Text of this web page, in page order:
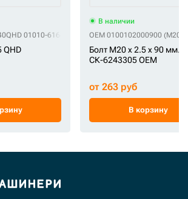
QHD 01010-61640 (M16x2,0x40)QHD 0120101600400
QHD
В наличии
OEM 0100102000900
Болт M20 x 2.5 x 90 мм.
СК-6243305 OEM
от 263 руб
В корзину